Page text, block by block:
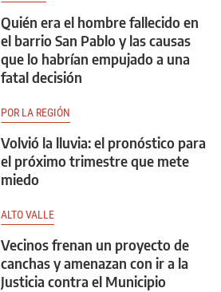
Quién era el hombre fallecido en
el barrio San Pablo y las causas
que lo habrían empujado a una
fatal decisión
POR LA REGIÓN
Volvió la lluvia: el pronóstico para
el próximo trimestre que mete
miedo
ALTO VALLE
Vecinos frenan un proyecto de
canchas y amenazan con ir a la
Justicia contra el Municipio